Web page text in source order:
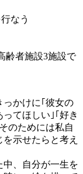
なう
齢者施設3施設で
かけに｢彼女の
てほしい｣｢好き
のためには私自
示せたらと考え
、自分が一生を